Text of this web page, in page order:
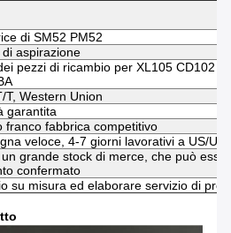
di SM52 PM52
aspirazione
pezzi di ricambio per XL105 CD102
T, Western Union
garantita
franco fabbrica competitivo
veloce, 4-7 giorni lavorativi a US/UK/
grande stock di merce, che può
confermato
su misura ed elaborare servizio di